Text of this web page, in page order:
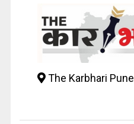
The Karbhari Pune